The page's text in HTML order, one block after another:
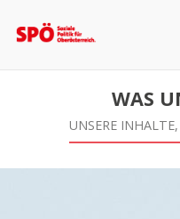
WAS
UNSERE